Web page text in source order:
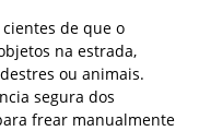
de que o
na estrada,
ou animais.
segura dos
frear manualmente